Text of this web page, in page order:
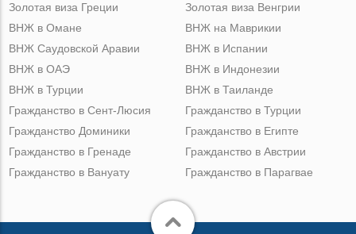
Золотая виза Греции
Золотая виза Венгрии
ВНЖ в Омане
ВНЖ Саудовской Аравии
ВНЖ в ОАЭ
ВНЖ в Турции
ВНЖ на Маврикии
ВНЖ в Испании
ВНЖ в Индонезии
ВНЖ в Таиланде
Гражданство в Сент-Люсия
Гражданство Доминики
Гражданство в Гренаде
Гражданство в Вануату
Гражданство в Турции
Гражданство в Египте
Гражданство в Австрии
Гражданство в Парагвае